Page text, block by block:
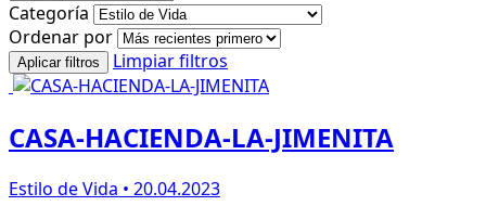
Categoría
Ordenar por
Aplicar filtros Limpiar filtros
CASA-HACIENDA-LA-JIMENITA
Estilo de Vida • 20.04.2023